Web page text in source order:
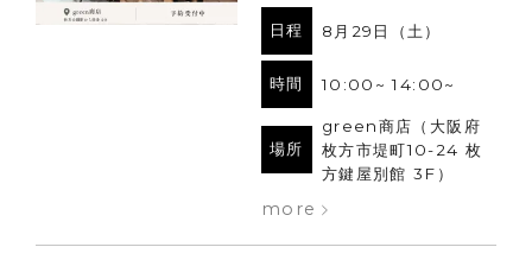
リノベーションとは
お問い合わせ
よくあるご質問
日程 8月29日（土）
時間 10:00~ 14:00~
場所
green商店（大阪府
枚方市堤町10-24 枚
方鍵屋別館 3F）
more